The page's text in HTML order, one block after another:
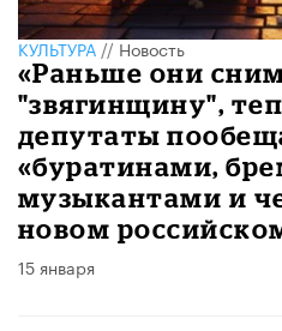
КУЛЬТУРА//Новость
«Раньше они
"звягинщину",
депутаты
«буратинами,
музыкантами и
новом
15 января